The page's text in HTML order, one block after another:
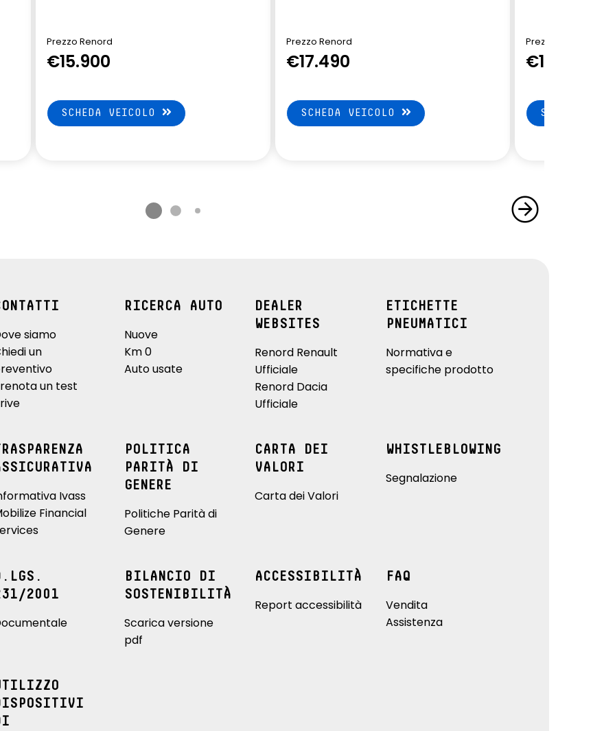
Prezzo Renord
€15.900
SCHEDA VEICOLO
Prezzo Renord
€17.490
SCHEDA VEICOLO
Prezzo Renord
€13.900
SCHEDA
siamo
un
un test
RICERCA AUTO
Nuove
Km 0
Auto usate
DEALER
WEBSITES
Renord Renault
Ufficiale
Renord Dacia
Ufficiale
ETICHETTE
PNEUMATICI
Normativa e
specifiche prodotto
Ivass
Financial
POLITICA
PARITÀ DI
GENERE
Politiche Parità di
Genere
CARTA DEI
VALORI
Carta dei Valori
WHISTLEBLOWING
Segnalazione
2001
BILANCIO DI
SOSTENIBILITÀ
Scarica versione
pdf
ACCESSIBILITÀ
Report accessibilità
FAQ
Vendita
Assistenza